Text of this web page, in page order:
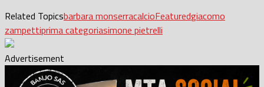
Related Topicsbarbara monserracalcioFeaturedgiacomo
zampettiprima categoriasimone pietrelli
Advertisement